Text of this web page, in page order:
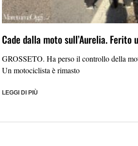
Cade dalla moto sull’Aurelia.
GROSSETO. Ha perso il controllo della
Un motociclista è rimasto
LEGGI DI PIÙ